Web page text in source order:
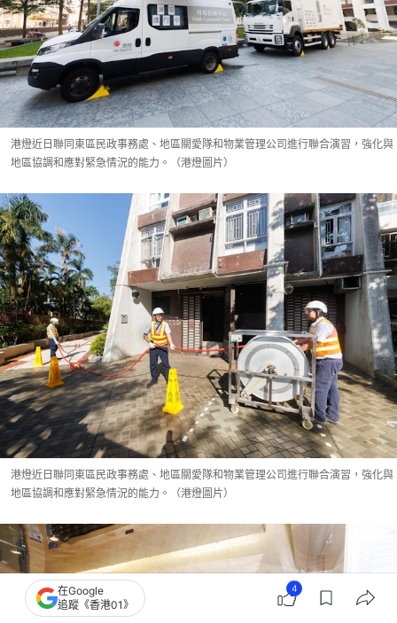
港燈近日聯同東區民政事務處、地區關愛隊和物業管理公司進行聯合演習，強化與
地區協調和應對緊急情況的能力。（港燈圖片）
港燈近日聯同東區民政事務處、地區關愛隊和物業管理公司進行聯合演習，強化與
地區協調和應對緊急情況的能力。（港燈圖片）
在Google
追蹤《香港01》
4